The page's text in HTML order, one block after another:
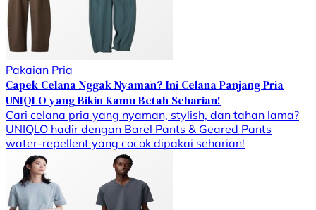
Pakaian Pria
Capek Celana Nggak Nyaman? Ini Celana Panjang Pria
UNIQLO yang Bikin Kamu Betah Seharian!
Cari celana pria yang nyaman, stylish, dan tahan lama?
UNIQLO hadir dengan Barel Pants & Geared Pants
water-repellent yang cocok dipakai seharian!